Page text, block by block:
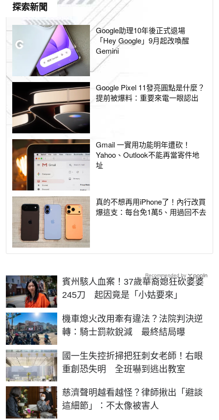
探索新聞
Google助理10年後正式退場
「Hey Google」9月起改喚醒
Gemini
Google Pixel 11發亮圓點是什麼？
提前被爆料：重要來電一眼認出
Gmail 一實用功能明年遭砍！
Yahoo、Outlook不能再當寄件地
址
真的不想再用iPhone了！內行改買
爆這支：每台免1萬5、用過回不去
賓州駭人血案！37歲華裔媳狂砍婆婆
245刀 起因竟是「小姑要來」
機車熄火改用牽有違法？法院判決逆
轉：騎士罰款銳減 最終結局曝
國一生失控折掃把狂刺女老師！右眼
重創恐失明 全班嚇到逃出教室
慈濟聲明越看越怪？律師揪出「避談
這細節」：不太像被害人
Recommended by